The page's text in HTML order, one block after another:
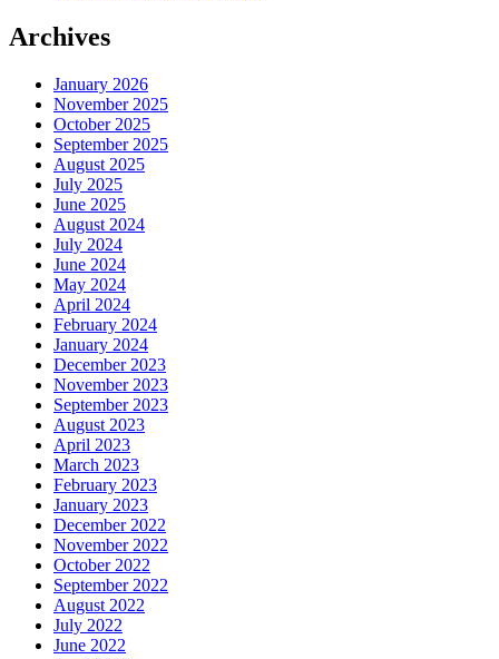
Archives
January 2026
November 2025
October 2025
September 2025
August 2025
July 2025
June 2025
August 2024
July 2024
June 2024
May 2024
April 2024
February 2024
January 2024
December 2023
November 2023
September 2023
August 2023
April 2023
March 2023
February 2023
January 2023
December 2022
November 2022
October 2022
September 2022
August 2022
July 2022
June 2022